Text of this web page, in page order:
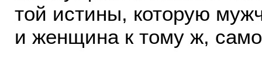
той истины, которую
и женщина к тому ж,